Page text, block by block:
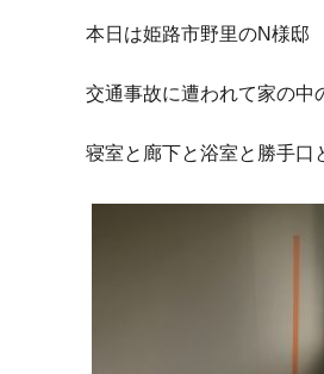
本日は姫路市野里のN様邸
交通事故に遭われて家の中
寝室と廊下と浴室と勝手口